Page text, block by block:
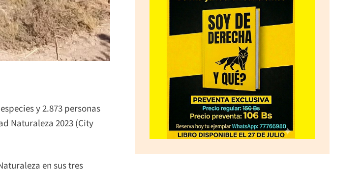
y 2.873 personas
Naturaleza 2023 (City
en sus tres